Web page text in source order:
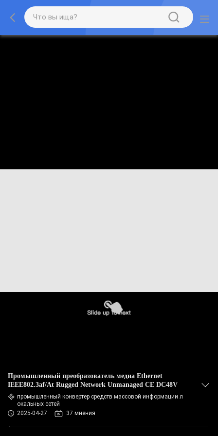
Промышленный преобразователь медиа Ethernet
IEEE802.3af/At Rugged Network Unmanaged CE DC48V
промышленный конвертер средств массовой информации л
окальных сетей
2025-04-27
37 мнения